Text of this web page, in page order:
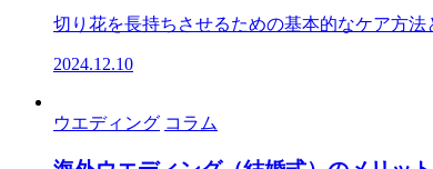
切り花を長持ちさせるための基本的なケア方
2024.12.10
ウエディング コラム